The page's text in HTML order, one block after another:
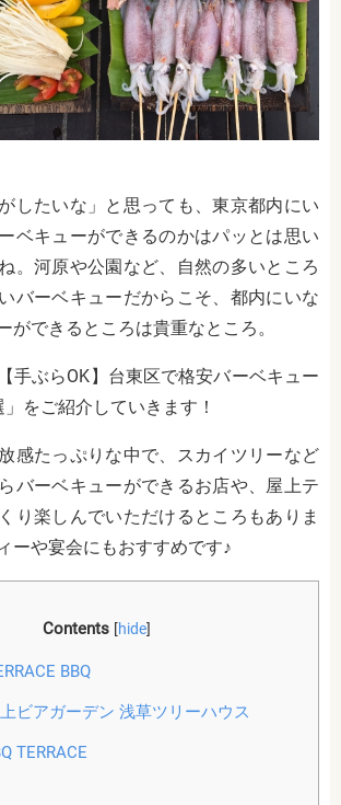
したいな」と思っても、東京都内にい
ベキューができるのかはパッとは思い
。河原や公園など、自然の多いところ
バーベキューだからこそ、都内にいな
ができるところは貴重なところ。
手ぶらOK】台東区で格安バーベキュー
をご紹介していきます！
感たっぷりな中で、スカイツリーなど
バーベキューができるお店や、屋上テ
り楽しんでいただけるところもありま
ーや宴会にもおすすめです♪
Contents [hide]
BBQ
ビアガーデン 浅草ツリーハウス
TERRACE